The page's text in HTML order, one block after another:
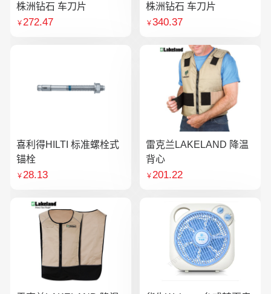
株洲钻石 车刀片
￥272.47
株洲钻石 车刀片
￥340.37
喜利得HILTI 标准螺栓式
锚栓
￥28.13
雷克兰LAKELAND 降温
背心
￥201.22